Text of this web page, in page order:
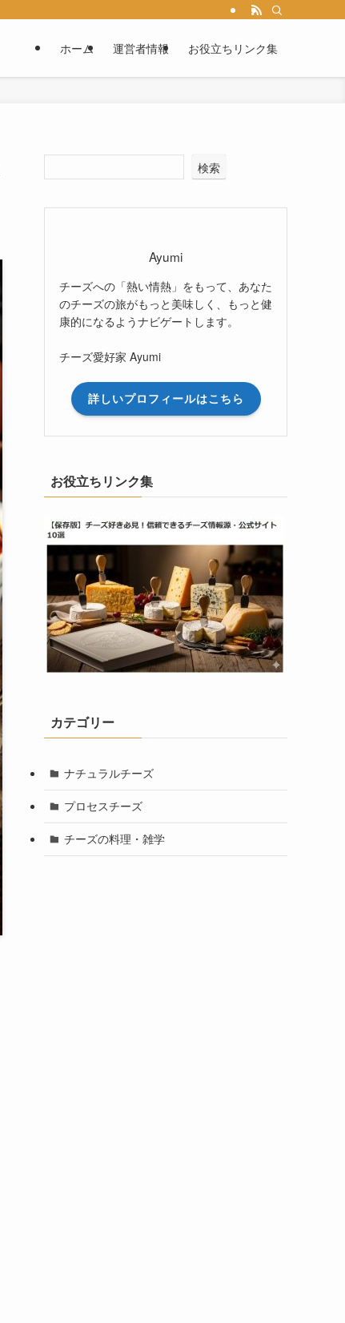
ホーム 運営者情報 お役立ちリンク集
検索
Ayumi
チーズへの「熱い情熱」をもって、あなた
のチーズの旅がもっと美味しく、もっと健
康的になるようナビゲートします。
チーズ愛好家 Ayumi
詳しいプロフィールはこちら
お役立ちリンク集
カテゴリー
ナチュラルチーズ
プロセスチーズ
チーズの料理・雑学